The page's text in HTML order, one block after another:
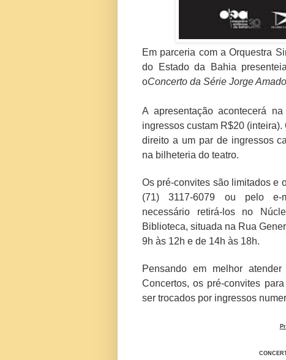
Em parceria com a Orquestra
do Estado da Bahia
oConcerto da Série Jorge Amado
A apresentação acontecerá
ingressos custam R$20
direito a um par de ingressos
na bilheteria do teatro.
Os pré-convites são limitados e
(71) 3117-6079 ou pelo e-
necessário retirá-los no
Biblioteca, situada na Rua
9h às 12h e de 14h às 18h.
Pensando em melhor
Concertos, os pré-convites
ser trocados por ingressos